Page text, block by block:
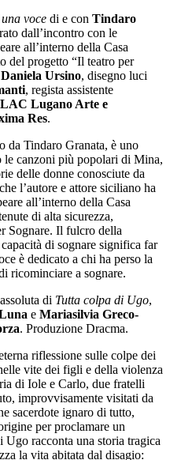
voce di e con Tindaro
dall’incontro con le
all’interno della Casa
del progetto “Il teatro per
Daniela Ursino, disegno luci
, regista assistente
LAC Lugano Arte e
Res.
da Tindaro Granata, è uno
le canzoni più popolari di Mina,
delle donne conosciute da
l’autore e attore siciliano ha
all’interno della Casa
di alta sicurezza,
Sognare. Il fulcro della
di sognare significa far
è dedicato a chi ha perso la
ricominciare a sognare.
di Tutta colpa di Ugo,
e Mariasilvia Greco-
. Produzione Dracma.
riflessione sulle colpe dei
vite dei figli e della violenza
di Iole e Carlo, due fratelli
improvvisamente visitati da
sacerdote ignaro di tutto,
per proclamare un
Ugo racconta una storia tragica
la vita abitata dal disagio: